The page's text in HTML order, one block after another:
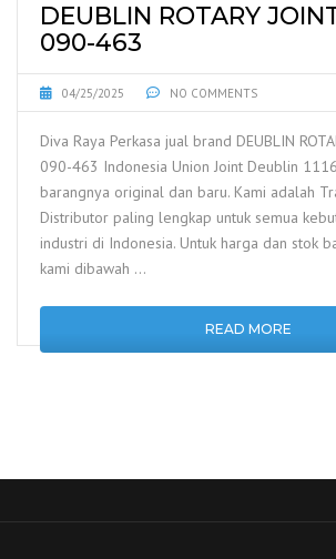
DEUBLIN ROTARY
090-463
04/25/2025 NO COMMENTS
Diva Raya Perkasa jual brand DEUBLIN
090-463 Indonesia Union Joint Deublin
barangnya original dan baru. Kami adalah
Distributor paling lengkap untuk semua
industri di Indonesia. Untuk harga dan stok
kami dibawah …
READ MORE